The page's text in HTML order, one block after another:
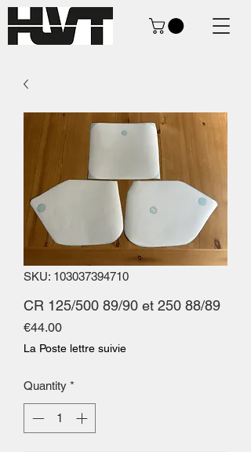
SKU: 103037394710
CR 125/500 89/90 et 250 88/89
€44.00Price
La Poste lettre suivie
Quantity *